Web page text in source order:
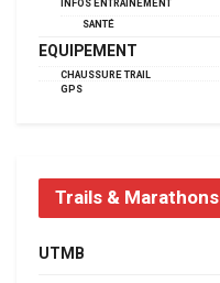
INFOS ENTRAINEMENT
SANTÉ
EQUIPEMENT
CHAUSSURE TRAIL
GPS
Trails & Marathons
UTMB